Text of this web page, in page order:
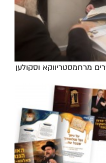
מרחמסטריווקא וסקולען